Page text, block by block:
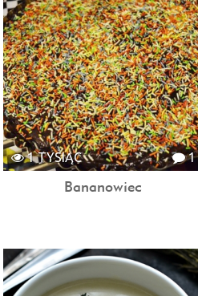
1
1 TYSIĄC
Bananowiec